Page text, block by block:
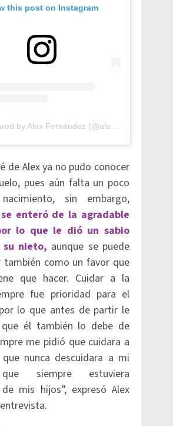
this post on Instagram
A post shared by Alex Fernández (@alexfernandez.g)
de Alex ya no pudo conocer
pues aún falta un poco
sin embargo,
enteró de la agradable
lo que le dió un sabio
su nieto, aunque se puede
también como un favor que
que hacer. Cuidar a la
fue prioridad para el
lo que antes de partir le
que él también lo debe de
me pidió que cuidara a
nunca descuidara a mi
siempre estuviera
mis hijos”, expresó Alex